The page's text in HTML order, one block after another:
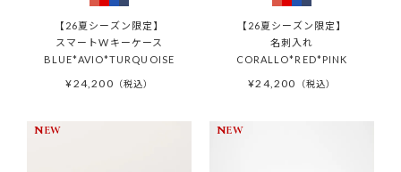
【26夏シーズン限定】
スマートWキーケース
BLUE*AVIO*TURQUOISE
¥24,200 税込
【26夏シーズン限定】
名刺入れ
CORALLO*RED*PINK
¥24,200 税込
NEW NEW